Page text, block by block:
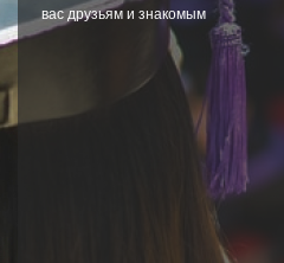
вас друзьям и знакомым